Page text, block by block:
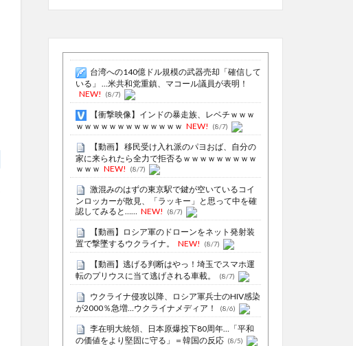
台湾への140億ドル規模の武器売却「確信して
いる」 …米共和党重鎮、マコール議員が表明！
NEW!
(8/7)
【衝撃映像】インドの暴走族、レベチｗｗｗ
ｗｗｗｗｗｗｗｗｗｗｗｗｗ NEW! (8/7)
【動画】 移民受け入れ派のパヨおば、自分の
家に来られたら全力で拒否るｗｗｗｗｗｗｗｗｗ
ｗｗｗ NEW! (8/7)
激混みのはずの東京駅で鍵が空いているコイ
ンロッカーが散見、「ラッキー」と思って中を確
認してみると……
NEW! (8/7)
【動画】ロシア軍のドローンをネット発射装
置で撃墜するウクライナ。
NEW! (8/7)
【動画】逃げる判断はやっ！埼玉でスマホ運
転のプリウスに当て逃げされる車載。
(8/7)
ウクライナ侵攻以降、ロシア軍兵士のHIV感染
が2000％急増…ウクライナメディア！
(8/6)
李在明大統領、日本原爆投下80周年…「平和
の価値をより堅固に守る」＝韓国の反応 (8/5)